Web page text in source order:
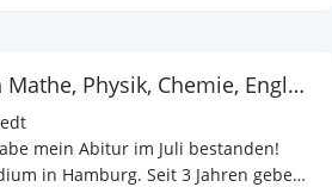
Isabel gibt Nachhilfe in Mathe, Physik, Chemie, Englisch
mein Abitur im Juli bestanden!
Seit 3 Jahren gebe